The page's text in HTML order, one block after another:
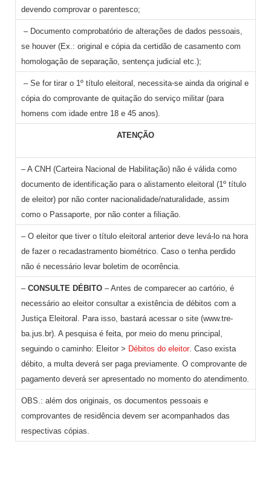
devendo comprovar o parentesco;
– Documento comprobatório de alterações de dados pessoais,
se houver (Ex.: original e cópia da certidão de casamento com
homologação de separação, sentença judicial etc.);
– Se for tirar o 1º título eleitoral, necessita-se ainda da original e
cópia do comprovante de quitação do serviço militar (para
homens com idade entre 18 e 45 anos).
ATENÇÃO
– A CNH (Carteira Nacional de Habilitação) não é válida como
documento de identificação para o alistamento eleitoral (1º título
de eleitor) por não conter nacionalidade/naturalidade, assim
como o Passaporte, por não conter a filiação.
– O eleitor que tiver o título eleitoral anterior deve levá-lo na hora
de fazer o recadastramento biométrico. Caso o tenha perdido
não é necessário levar boletim de ocorrência.
– CONSULTE DÉBITO – Antes de comparecer ao cartório, é
necessário ao eleitor consultar a existência de débitos com a
Justiça Eleitoral. Para isso, bastará acessar o site (www.tre-
ba.jus.br). A pesquisa é feita, por meio do menu principal,
seguindo o caminho: Eleitor > Débitos do eleitor. Caso exista
débito, a multa deverá ser paga previamente. O comprovante de
pagamento deverá ser apresentado no momento do atendimento.
OBS.: além dos originais, os documentos pessoais e
comprovantes de residência devem ser acompanhados das
respectivas cópias.